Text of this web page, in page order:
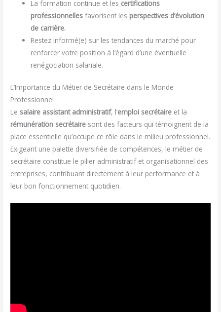
La formation continue et les certifications
professionnelles favorisent les perspectives d’évolution
de carrière.
Restez informé(e) sur les tendances du marché pour
renforcer votre position à l’égard d’une éventuelle
renégociation salariale.
L’Importance du Métier de Secrétaire dans le Monde
Professionnel
Le salaire assistant administratif, l’emploi secrétaire et la
rémunération secrétaire sont des facteurs qui témoignent de la
place essentielle qu’occupe ce rôle dans le milieu professionnel.
Exigeant une palette diversifiée de compétences, le métier de
secrétaire constitue le pilier administratif et organisationnel des
entreprises, contribuant directement à leur performance et à
leur bon fonctionnement quotidien.